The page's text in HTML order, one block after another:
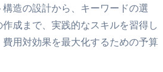
造の設計から、キーワードの選
成まで、実践的なスキルを習得し
費用対効果を最大化するための予算